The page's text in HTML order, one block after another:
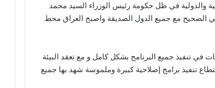
والدولية في ظل حكومة رئيس الوزراء السيد محمد
الصحيح مع جميع الدول الصديقة واصبح العراق محط
في تنفيذ جميع البرنامج بشكل كامل و مع تعقد البيئة
تنفيذ برامج إصلاحية كبيرة وملموسة شهد بها جميع